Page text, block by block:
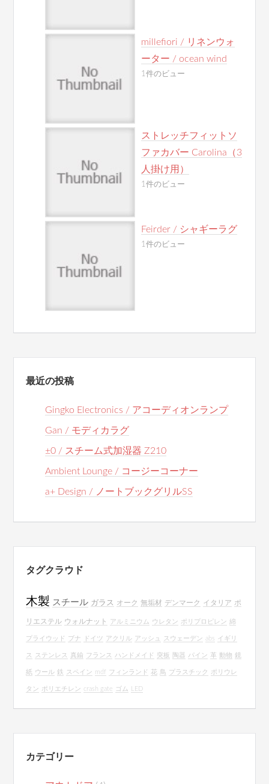
millefiori / リネンウォ
ーター / ocean wind
1件のビュー
ストレッチフィットソ
ファカバー Carolina（3
人掛け用）
1件のビュー
Feirder / シャギーラグ
1件のビュー
最近の投稿
Gingko Electronics / アコーディオンランプ
Gan / モディカラグ
±0 / スチーム式加湿器 Z210
Ambient Lounge / コージーコーナー
a+ Design / ノートブックグリルSS
タグクラウド
木製 スチール ガラス オーク 無垢材 デンマーク イタリア ポ
リエステル ウォルナット アルミニウム ウレタン ポリプロピレン 綿
プライウッド ブナ ドイツ アクリル アッシュ スウェーデン abs イギリ
ス ステンレス 真鍮 フランス ハンドメイド 突板 陶器 パイン 革 動物 鏡
紙 ウール 鉄 スペイン mdf フィンランド 花 鳥 プラスチック ポリウレ
タン ポリエチレン crash gate ゴム LED
カテゴリー